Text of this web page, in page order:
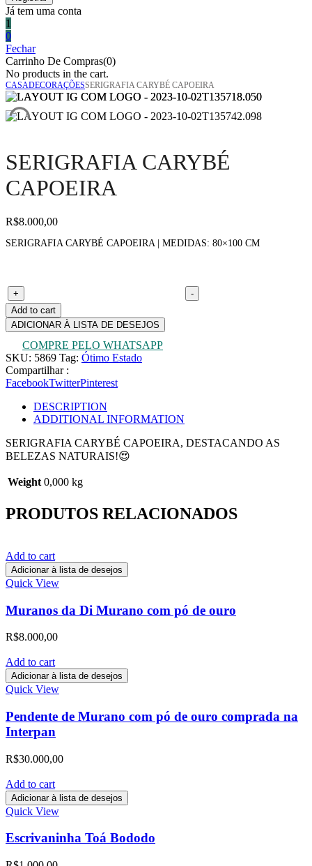
Já tem uma conta
1
0
Fechar
Carrinho De Compras(0)
No products in the cart.
CASADECORAÇÕESSERIGRAFIA CARYBÉ CAPOEIRA
SERIGRAFIA CARYBÉ
CAPOEIRA
R$8.000,00
SERIGRAFIA CARYBÉ CAPOEIRA | MEDIDAS: 80×100 CM
+
-
Add to cart
ADICIONAR À LISTA DE DESEJOS
COMPRE PELO WHATSAPP
SKU: 5869 Tag: Ótimo Estado
Compartilhar :
FacebookTwitterPinterest
DESCRIPTION
ADDITIONAL INFORMATION
SERIGRAFIA CARYBÉ CAPOEIRA, DESTACANDO AS
BELEZAS NATURAIS!😍
Weight 0,000 kg
PRODUTOS RELACIONADOS
Add to cart
Adicionar à lista de desejos
Quick View
Muranos da Di Murano com pó de ouro
R$8.000,00
Add to cart
Adicionar à lista de desejos
Quick View
Pendente de Murano com pó de ouro comprada na
Interpan
R$30.000,00
Add to cart
Adicionar à lista de desejos
Quick View
Escrivaninha Toá Bododo